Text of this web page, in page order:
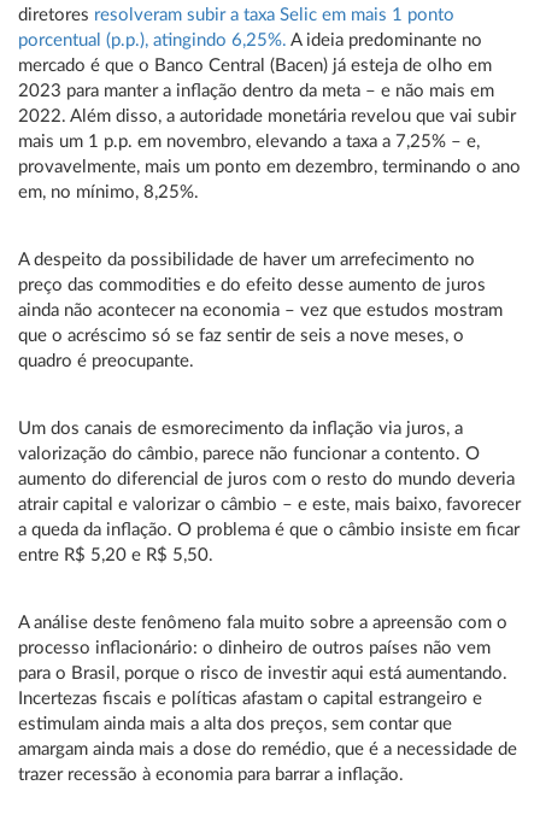
diretores resolveram subir a taxa Selic em mais 1 ponto
porcentual (p.p.), atingindo 6,25%. A ideia predominante no
mercado é que o Banco Central (Bacen) já esteja de olho em
2023 para manter a inflação dentro da meta – e não mais em
2022. Além disso, a autoridade monetária revelou que vai subir
mais um 1 p.p. em novembro, elevando a taxa a 7,25% – e,
provavelmente, mais um ponto em dezembro, terminando o ano
em, no mínimo, 8,25%.
A despeito da possibilidade de haver um arrefecimento no
preço das commodities e do efeito desse aumento de juros
ainda não acontecer na economia – vez que estudos mostram
que o acréscimo só se faz sentir de seis a nove meses, o
quadro é preocupante.
Um dos canais de esmorecimento da inflação via juros, a
valorização do câmbio, parece não funcionar a contento. O
aumento do diferencial de juros com o resto do mundo deveria
atrair capital e valorizar o câmbio – e este, mais baixo, favorecer
a queda da inflação. O problema é que o câmbio insiste em ficar
entre R$ 5,20 e R$ 5,50.
A análise deste fenômeno fala muito sobre a apreensão com o
processo inflacionário: o dinheiro de outros países não vem
para o Brasil, porque o risco de investir aqui está aumentando.
Incertezas fiscais e políticas afastam o capital estrangeiro e
estimulam ainda mais a alta dos preços, sem contar que
amargam ainda mais a dose do remédio, que é a necessidade de
trazer recessão à economia para barrar a inflação.